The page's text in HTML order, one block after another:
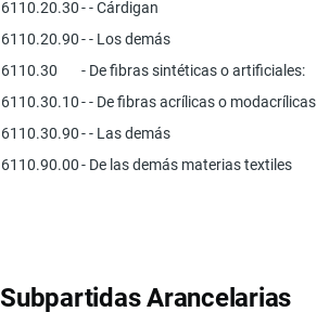
6110.20.30- - Cárdigan
6110.20.90- - Los demás
6110.30
- De fibras sintéticas o artificiales:
6110.30.10- - De fibras acrílicas o modacrílicas
6110.30.90- - Las demás
6110.90.00- De las demás materias textiles
Subpartidas Arancelarias